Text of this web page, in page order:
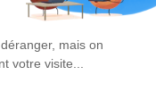
hommage est